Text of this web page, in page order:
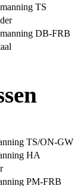
TS
DB-FRB
TS/ON-GW
HA
PM-FRB